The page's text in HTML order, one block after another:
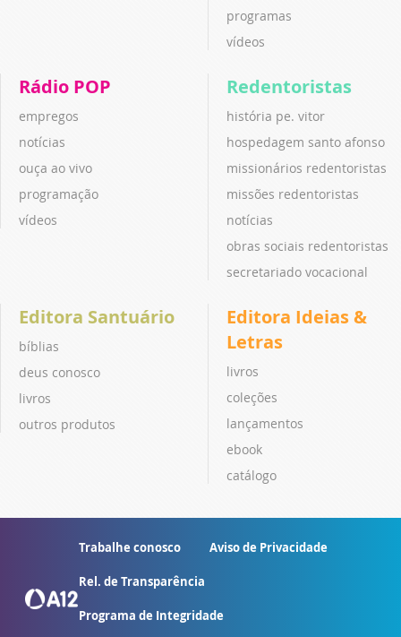
programas
vídeos
Rádio POP
empregos
notícias
ouça ao vivo
programação
vídeos
Redentoristas
história pe. vitor
hospedagem santo afonso
missionários redentoristas
missões redentoristas
notícias
obras sociais redentoristas
secretariado vocacional
Editora Santuário
bíblias
deus conosco
livros
outros produtos
Editora Ideias &
Letras
livros
coleções
lançamentos
ebook
catálogo
Trabalhe conosco Aviso de Privacidade
Rel. de Transparência
Programa de Integridade